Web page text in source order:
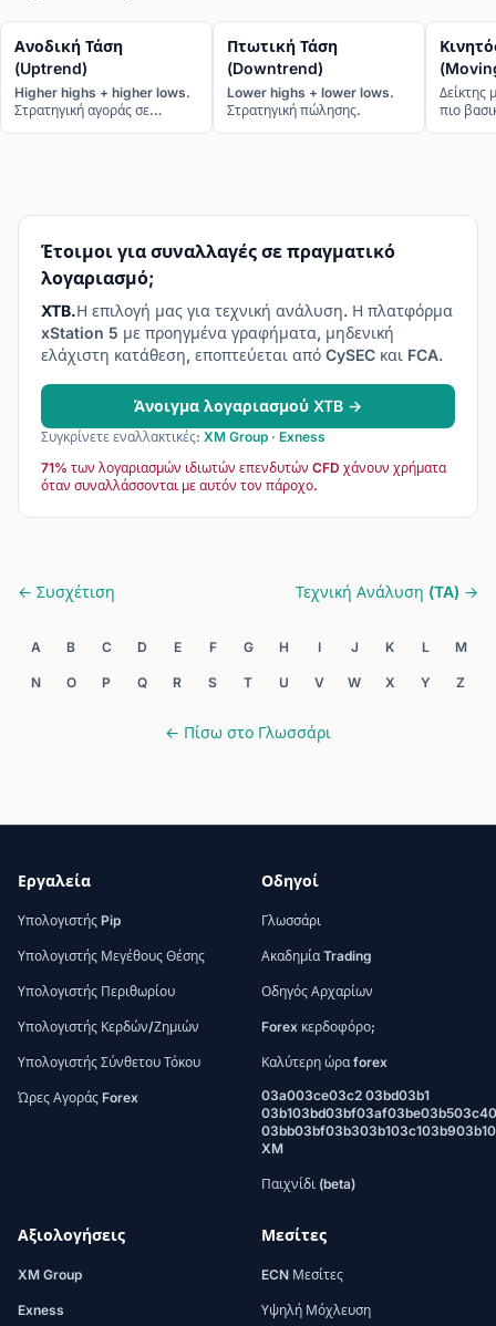
Ανοδική Τάση
(Uptrend)
Higher highs + higher lows.
Στρατηγική αγοράς σε
Πτωτική Τάση
(Downtrend)
Lower highs + lower lows.
Στρατηγική πώλησης.
Δείκτης
πιο
Έτοιμοι για συναλλαγές σε πραγματικό
λογαριασμό;
XTB.Η επιλογή μας για τεχνική ανάλυση. Η πλατφόρμα
xStation 5 με προηγμένα γραφήματα, μηδενική
ελάχιστη κατάθεση, εποπτεύεται από CySEC και FCA.
Άνοιγμα λογαριασμού XTB →
Συγκρίνετε εναλλακτικές: XM Group · Exness
71% των λογαριασμών ιδιωτών επενδυτών CFD χάνουν χρήματα
όταν συναλλάσσονται με αυτόν τον πάροχο.
← Συσχέτιση Τεχνική Ανάλυση (TA) →
A B C D E F G H I J K L M
N O P Q R S T U V W X Y Z
← Πίσω στο Γλωσσάρι
Εργαλεία
Υπολογιστής Pip
Υπολογιστής Μεγέθους Θέσης
Υπολογιστής Περιθωρίου
Υπολογιστής Κερδών/Ζημιών
Υπολογιστής Σύνθετου Τόκου
Ώρες Αγοράς Forex
Οδηγοί
Γλωσσάρι
Ακαδημία Trading
Οδηγός Αρχαρίων
Forex κερδοφόρο;
Καλύτερη ώρα forex
03a003ce03c2 03bd03b1
XM
Παιχνίδι (beta)
Αξιολογήσεις
XM Group
Exness
Μεσίτες
ECN Μεσίτες
Υψηλή Μόχλευση